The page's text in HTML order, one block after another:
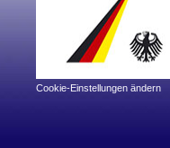
Cookie-Einstellungen ändern